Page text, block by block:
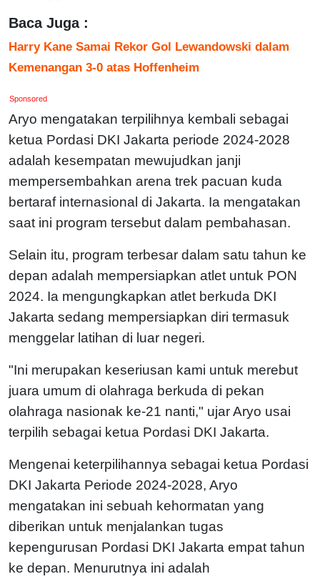
Baca Juga :
Harry Kane Samai Rekor Gol Lewandowski dalam
Kemenangan 3-0 atas Hoffenheim
Sponsored
Aryo mengatakan terpilihnya kembali sebagai
ketua Pordasi DKI Jakarta periode 2024-2028
adalah kesempatan mewujudkan janji
mempersembahkan arena trek pacuan kuda
bertaraf internasional di Jakarta. Ia mengatakan
saat ini program tersebut dalam pembahasan.
Selain itu, program terbesar dalam satu tahun ke
depan adalah mempersiapkan atlet untuk PON
2024. Ia mengungkapkan atlet berkuda DKI
Jakarta sedang mempersiapkan diri termasuk
menggelar latihan di luar negeri.
"Ini merupakan keseriusan kami untuk merebut
juara umum di olahraga berkuda di pekan
olahraga nasionak ke-21 nanti," ujar Aryo usai
terpilih sebagai ketua Pordasi DKI Jakarta.
Mengenai keterpilihannya sebagai ketua Pordasi
DKI Jakarta Periode 2024-2028, Aryo
mengatakan ini sebuah kehormatan yang
diberikan untuk menjalankan tugas
kepengurusan Pordasi DKI Jakarta empat tahun
ke depan. Menurutnya ini adalah